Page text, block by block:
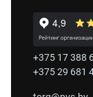
+375 17 388
+375 29 681